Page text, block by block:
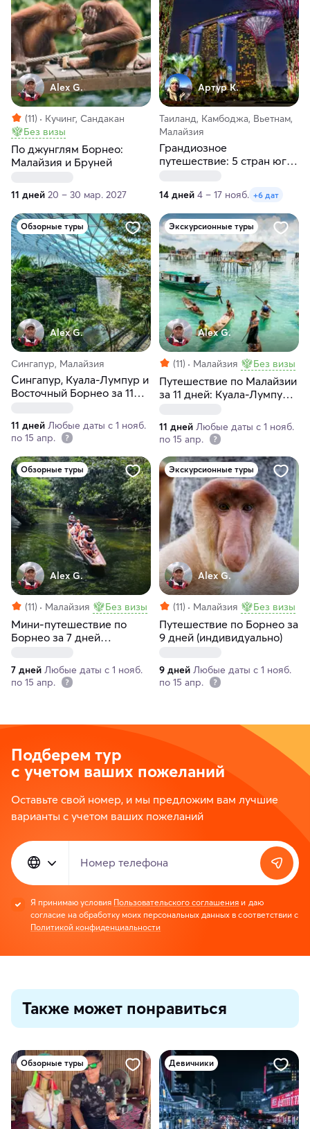
Alex G.
(11)
Кучинг, Сандакан
Без визы
По джунглям Борнео:
Малайзия и Бруней
11 дней 20 – 30 мар. 2027
Артур К.
Таиланд, Камбоджа, Вьетнам,
Малайзия
Грандиозное
путешествие: 5 стран юго-
14 дней 4 – 17 нояб. +6 дат
Обзорные туры
Alex G.
Сингапур, Малайзия
Сингапур, Куала-Лумпур и
Восточный Борнео за 11
11 дней Любые даты с 1 нояб.
по 15 апр.
Экскурсионные туры
Alex G.
(11) Малайзия Без визы
Путешествие по Малайзии
за 11 дней: Куала-Лумпур и
(индивидуально)
11 дней Любые даты с 1 нояб.
по 15 апр.
Обзорные туры
Alex G.
(11) Малайзия Без визы
Мини-путешествие по
Борнео за 7 дней
7 дней Любые даты с 1 нояб.
по 15 апр.
Экскурсионные туры
Alex G.
(11) Малайзия Без визы
Путешествие по Борнео за
9 дней (индивидуально)
9 дней Любые даты с 1 нояб.
по 15 апр.
Подберем тур
с учетом ваших пожеланий
Оставьте свой номер, и мы предложим вам лучшие
варианты с учетом ваших пожеланий
Номер телефона
Я принимаю условия Пользовательского соглашения и даю
согласие на обработку моих персональных данных в соответствии с
Политикой конфиденциальности
Также может понравиться
Обзорные туры Девичники